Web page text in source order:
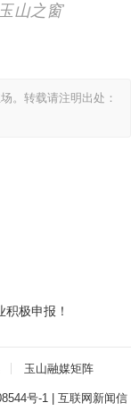
山之窗
。转载请注明出处：
极申报！
玉山融媒矩阵
号-1| 互联网新闻信